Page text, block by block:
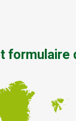
formulaire